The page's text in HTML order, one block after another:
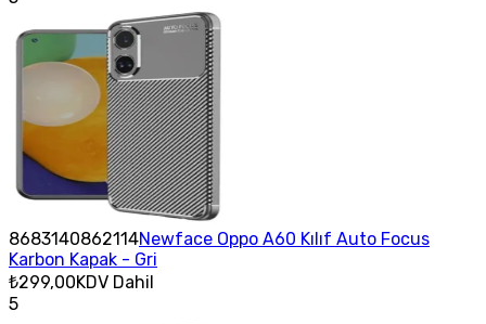
8683140862114Newface Oppo A60 Kılıf Auto Focus
Karbon Kapak - Gri
₺299,00KDV Dahil
5